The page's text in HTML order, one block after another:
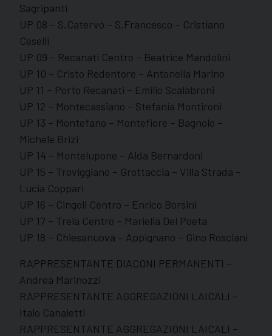
Sagripanti
UP 08 – S.Catervo – S.Francesco – Cristiano
Ceselli
UP 09 – Recanati Centro – Beatrice Mandolini
UP 10 – Cristo Redentore – Antonella Marino
UP 11 – Porto Recanati – Emilio Scalabroni
UP 12 – Montecassiano – Stefania Montironi
UP 13 – Montefano – Montefiore – Bagnolo –
Michele Brizi
UP 14 – Montelupone – Alda Bernardoni
UP 15 – Troviggiano – Grottaccia – Villa Strada –
Lucia Coppari
UP 16 – Cingoli Centro – Enrico Borsini
UP 17 – Treia Centro – Mariella Del Poeta
UP 18 – Chiesanuova – Appignano – Gino Rosciani
RAPPRESENTANTE DIACONI PERMANENTI –
Andrea Marinozzi
RAPPRESENTANTE AGGREGAZIONI LAICALI –
Italo Canaletti
RAPPRESENTANTE AGGREGAZIONI LAICALI –